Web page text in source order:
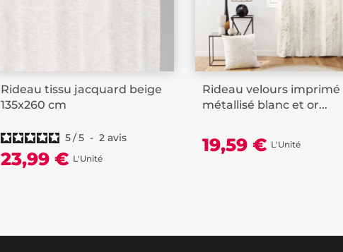
Rideau tissu jacquard beige
135x260 cm
5/5 - 2 avis
23,99 € L'Unité
Rideau velours imprimé
métallisé blanc et or...
19,59 € L'Unité